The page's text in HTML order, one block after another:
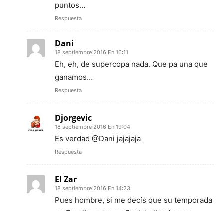
puntos…
Respuesta
Dani
18 septiembre 2016 En 16:11
Eh, eh, de supercopa nada. Que pa una que
ganamos…
Respuesta
Djorgevic
18 septiembre 2016 En 19:04
Es verdad @Dani jajajaja
Respuesta
El Zar
18 septiembre 2016 En 14:23
Pues hombre, si me decís que su temporada